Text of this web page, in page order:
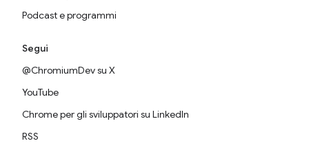
Podcast e programmi
Segui
@ChromiumDev su X
YouTube
Chrome per gli sviluppatori su LinkedIn
RSS